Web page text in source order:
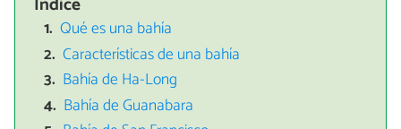
Qué es una bahía
Características de una bahía
Bahía de Ha-Long
Bahía de Guanabara